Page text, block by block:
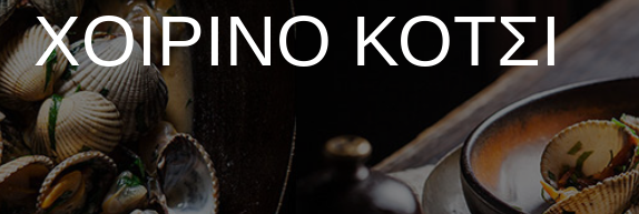
ΧΟΙΡΙΝΌ ΚΌΤΣΙ